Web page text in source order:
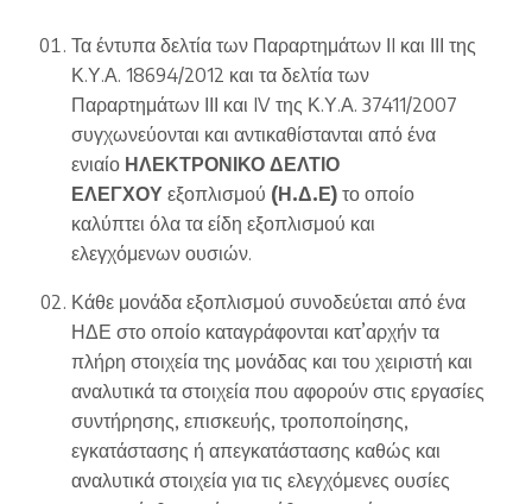
Τα έντυπα δελτία των Παραρτημάτων ΙI και ΙΙΙ της
Κ.Υ.Α. 18694/2012 και τα δελτία των
Παραρτημάτων ΙΙΙ και IV της Κ.Υ.Α. 37411/2007
συγχωνεύονται και αντικαθίστανται από ένα
ενιαίο ΗΛΕΚΤΡΟΝΙΚΟ ΔΕΛΤΙΟ
ΕΛΕΓΧΟΥ εξοπλισμού (Η.Δ.Ε) το οποίο
καλύπτει όλα τα είδη εξοπλισμού και
ελεγχόμενων ουσιών.
Κάθε μονάδα εξοπλισμού συνοδεύεται από ένα
ΗΔΕ στο οποίο καταγράφονται κατ’αρχήν τα
πλήρη στοιχεία της μονάδας και του χειριστή και
αναλυτικά τα στοιχεία που αφορούν στις εργασίες
συντήρησης, επισκευής, τροποποίησης,
εγκατάστασης ή απεγκατάστασης καθώς και
αναλυτικά στοιχεία για τις ελεγχόμενες ουσίες